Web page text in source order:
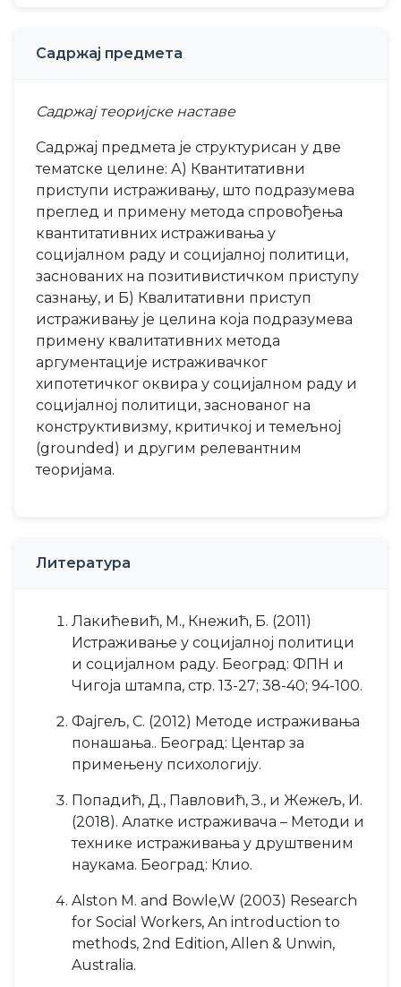
Садржај предмета
Садржај теоријске наставе
Садржај предмета је структурисан у две
тематске целине: А) Квантитативни
приступи истраживању, што подразумева
преглед и примену метода спровођења
квантитативних истраживања у
социјалном раду и социјалној политици,
заснованих на позитивистичком приступу
сазнању, и Б) Квалитативни приступ
истраживању је целина која подразумева
примену квалитативних метода
аргументације истраживачког
хипотетичког оквира у социјалном раду и
социјалној политици, заснованог на
конструктивизму, критичкој и темељној
(grounded) и другим релевантним
теоријама.
Литература
Лакићевић, М., Кнежић, Б. (2011)
Истраживање у социјалној политици
и социјалном раду. Београд: ФПН и
Чигоја штампа, стр. 13-27; 38-40; 94-100.
Фајгељ, С. (2012) Методе истраживања
понашања.. Београд: Центар за
примењену психологију.
Попадић, Д., Павловић, З., и Жежељ, И.
(2018). Алатке истраживача – Методи и
технике истраживања у друштвеним
наукама. Београд: Клио.
Alston M. and Bowle,W (2003) Research
for Social Workers, An introduction to
methods, 2nd Edition, Allen & Unwin,
Australia.